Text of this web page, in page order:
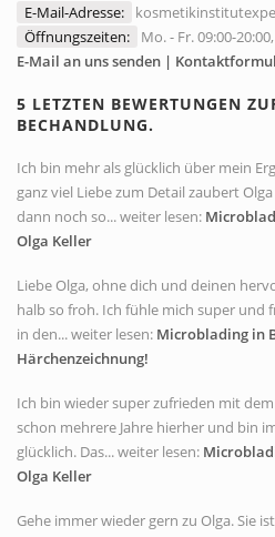
E-Mail-Adresse:
Öffnungszeiten:
Mo. - Fr. 09:00-
E-Mail an uns senden |
5 LETZTEN BEWERTUNGEN
BECHANDLUNG.
Ich bin mehr als glücklich über mein
ganz viel Liebe zum Detail zaubert
dann noch so... weiter lesen:
Olga Keller
Liebe Olga, ohne dich und deinen
halb so froh. Ich fühle mich super und
in den... weiter lesen: Microblading in
Härchenzeichnung!
Ich bin wieder super zufrieden mit
schon mehrere Jahre hierher und bin
glücklich. Das... weiter lesen:
Olga Keller
Gehe immer wieder gern zu Olga. Sie